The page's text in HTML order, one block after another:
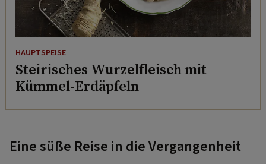
HAUPTSPEISE
Steirisches Wurzelfleisch mit
Kümmel-Erdäpfeln
Eine süße Reise in die Vergangenheit